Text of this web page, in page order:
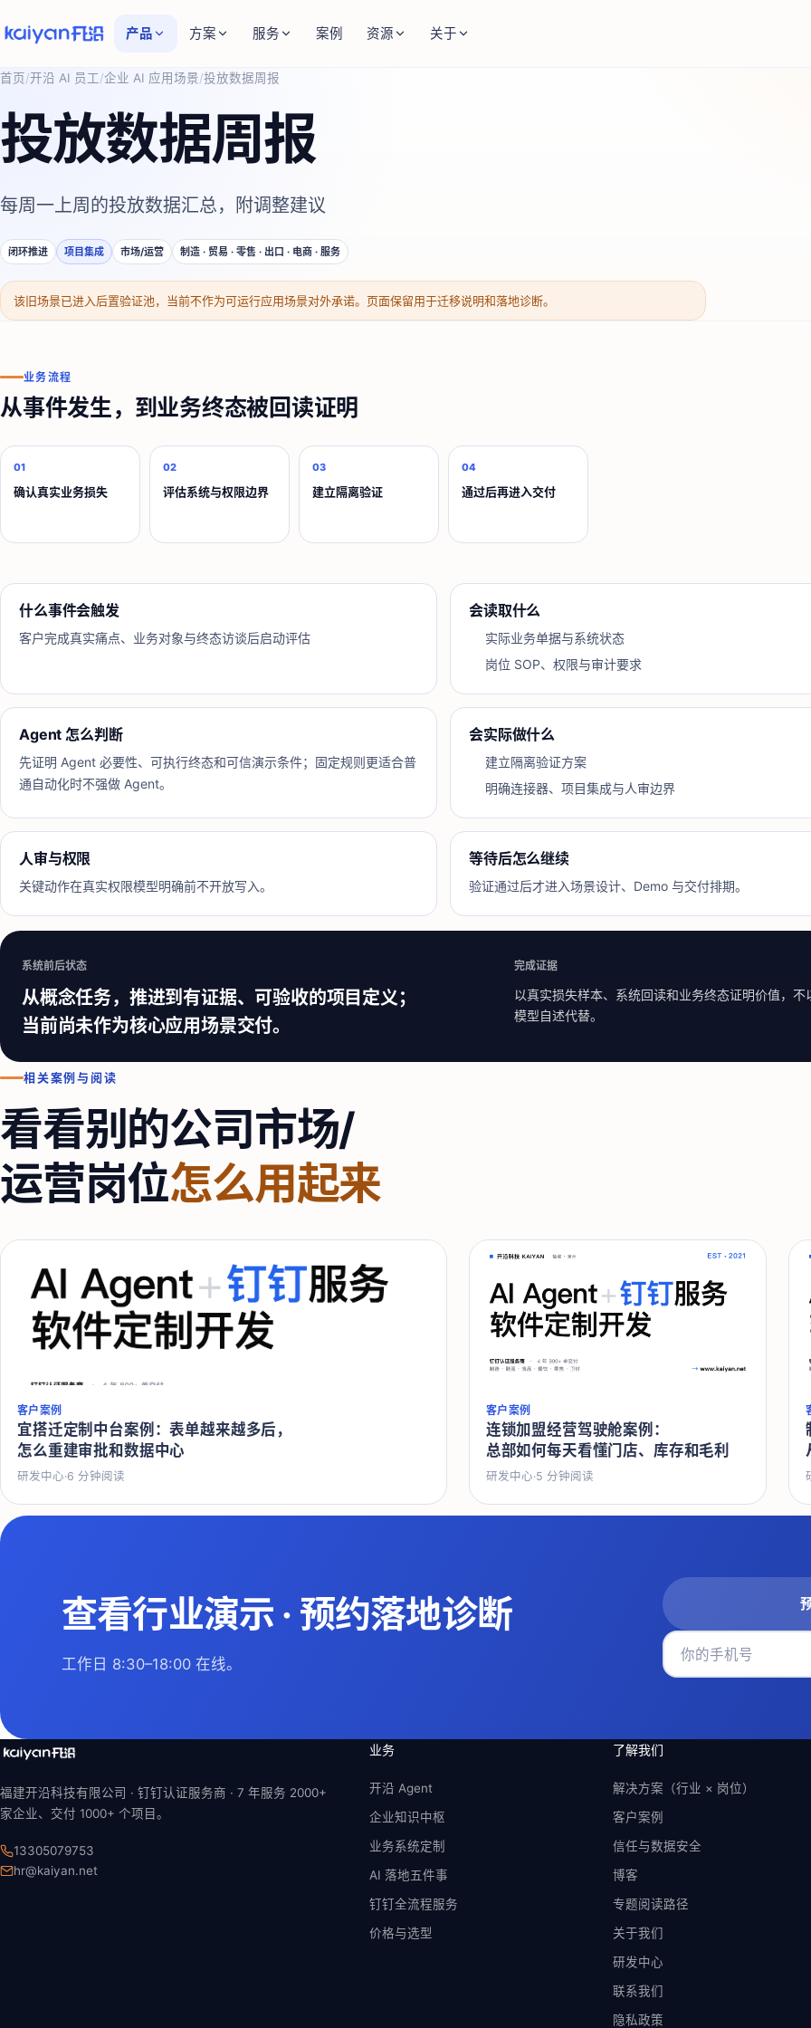
产品 方案 服务 案例 资源 关于
首页/开沿 AI 员工/企业 AI 应用场景/投放数据周报
投放数据周报
每周一上周的投放数据汇总，附调整建议
闭环推进 项目集成 市场/运营 制造 · 贸易 · 零售 · 出口 · 电商 · 服务
该旧场景已进入后置验证池，当前不作为可运行应用场景对外承诺。页面保留用于迁移说明和落地诊断。
业务流程
从事件发生，到业务终态被回读证明
01
确认真实业务损失
02
评估系统与权限边界
03
建立隔离验证
04
通过后再进入交付
什么事件会触发
客户完成真实痛点、业务对象与终态访谈后启动评估
会读取什么
实际业务单据与系统状态
岗位 SOP、权限与审计要求
Agent 怎么判断
先证明 Agent 必要性、可执行终态和可信演示条件；固定规则更适合普
通自动化时不强做 Agent。
会实际做什么
建立隔离验证方案
明确连接器、项目集成与人审边界
人审与权限
关键动作在真实权限模型明确前不开放写入。
等待后怎么继续
验证通过后才进入场景设计、Demo 与交付排期。
系统前后状态
从概念任务，推进到有证据、可验收的项目定义；
当前尚未作为核心应用场景交付。
完成证据
以真实损失样本、系统回读和业务终态证明价值，不
模型自述代替。
相关案例与阅读
看看别的公司市场/
运营岗位怎么用起来
客户案例
宜搭迁定制中台案例：表单越来越多后，
怎么重建审批和数据中心
研发中心·6 分钟阅读
客户案例
连锁加盟经营驾驶舱案例：
总部如何每天看懂门店、库存和毛利
研发中心·5 分钟阅读
查看行业演示 · 预约落地诊断
工作日 8:30–18:00 在线。
福建开沿科技有限公司 · 钉钉认证服务商 · 7 年服务 2000+
家企业、交付 1000+ 个项目。
13305079753
hr@kaiyan.net
业务
开沿 Agent
企业知识中枢
业务系统定制
AI 落地五件事
钉钉全流程服务
价格与选型
了解我们
解决方案（行业 × 岗位）
客户案例
信任与数据安全
博客
专题阅读路径
关于我们
研发中心
联系我们
隐私政策